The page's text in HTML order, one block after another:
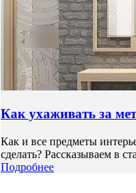
Как ухаживать за
Как и все предметы
сделать? Рассказываем в
Подробнее